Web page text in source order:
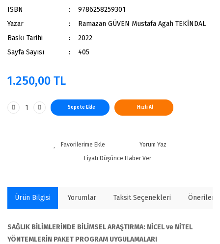
ISBN
9786258259301
Yazar
Ramazan GÜVEN Mustafa Agah TEKİNDAL
Baskı Tarihi
2022
Sayfa Sayısı
405
1.250,00 TL
Sepete Ekle Hızlı Al
Yorum Yaz
Fiyatı Düşünce Haber Ver
Ürün Bilgisi Yorumlar Taksit Seçenekleri
SAĞLIK BİLİMLERİNDE BİLİMSEL ARAŞTIRMA: NİCEL ve NİTEL
YÖNTEMLERİN PAKET PROGRAM UYGULAMALARI